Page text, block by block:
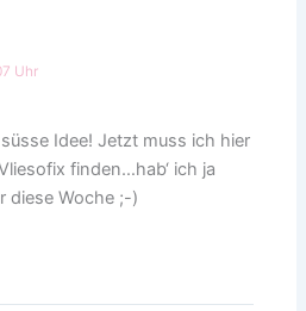
Uhr
Idee! Jetzt muss ich hier
finden…hab‘ ich ja
diese Woche ;-)